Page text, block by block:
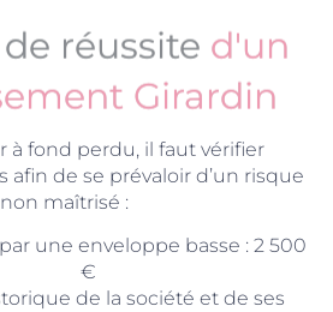
réussite d'un
Girardin
à fond perdu, il faut vérifier
de se prévaloir d’un risque
non maîtrisé :
une enveloppe basse : 2 500
€
de la société et de ses